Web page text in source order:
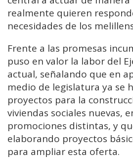
realmente quieren
necesidades de los
Frente a las promesas
puso en valor la labor del
actual, señalando que en
medio de legislatura ya se
proyectos para la
viviendas sociales nuevas,
promociones distintas, y
elaborando proyectos
para ampliar esta oferta.